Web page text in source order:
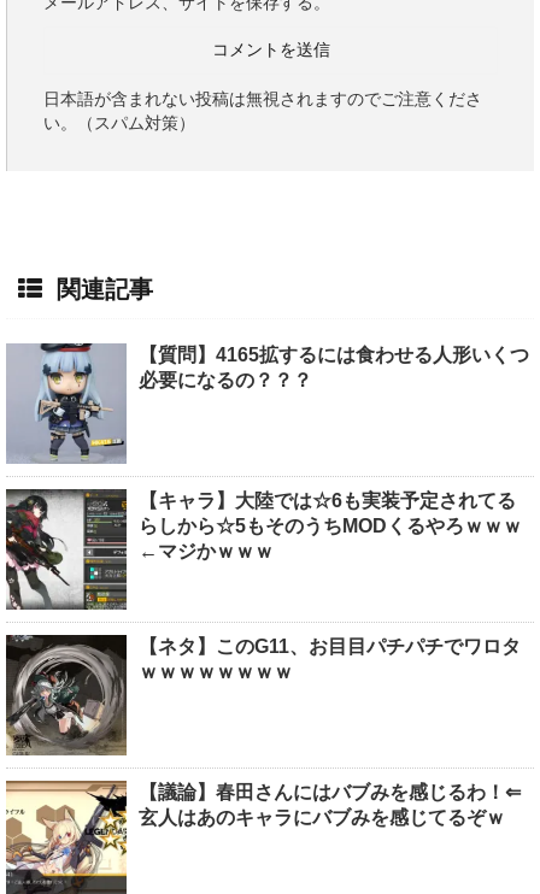
日本語が含まれない投稿は無視されますのでご注意くださ
い。（スパム対策）
関連記事
【質問】4165拡するには食わせる人形いくつ
必要になるの？？？
【キャラ】大陸では☆6も実装予定されてる
らしから☆5もそのうちMODくるやろｗｗｗ
←マジかｗｗｗ
【ネタ】このG11、お目目パチパチでワロタ
ｗｗｗｗｗｗｗｗ
【議論】春田さんにはバブみを感じるわ！⇐
玄人はあのキャラにバブみを感じてるぞｗ